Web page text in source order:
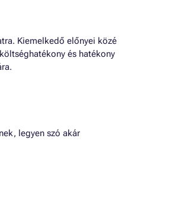
Kiemelkedő előnyei közé
és hatékony
legyen szó akár